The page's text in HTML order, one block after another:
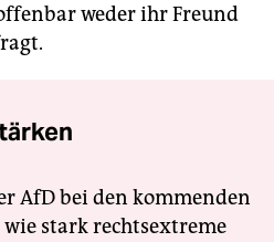
weder ihr Freund
AfD bei den kommenden
stark rechtsextreme